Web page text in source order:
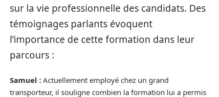
sur la vie professionnelle des candidats. Des
témoignages parlants évoquent
l’importance de cette formation dans leur
parcours :
Samuel : Actuellement employé chez un grand
transporteur, il souligne combien la formation lui a permis